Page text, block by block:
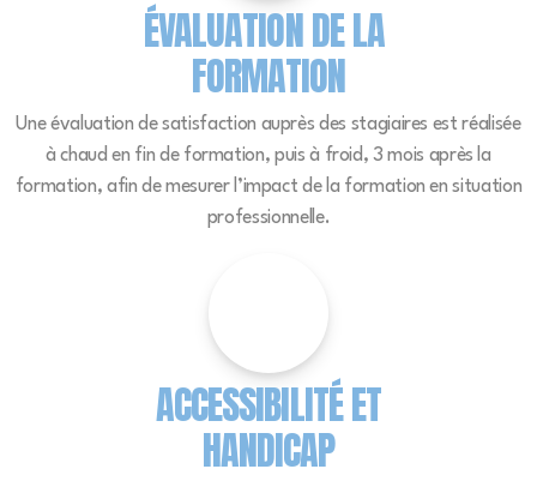
ÉVALUATION DE LA
FORMATION
Une évaluation de satisfaction auprès des stagiaires est réalisée
à chaud en fin de formation, puis à froid, 3 mois après la
formation, afin de mesurer l’impact de la formation en situation
professionnelle.
ACCESSIBILITÉ ET
HANDICAP